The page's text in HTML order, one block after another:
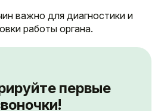
важно для диагностики и
работы органа.
первые